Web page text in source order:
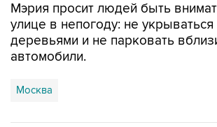
Мэрия просит людей быть
улице в непогоду: не
деревьями и не парковать
автомобили.
Москва